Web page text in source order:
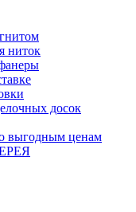
ниток
досок
выгодным ценам